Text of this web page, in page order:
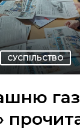
СУСПІЛЬСТВО